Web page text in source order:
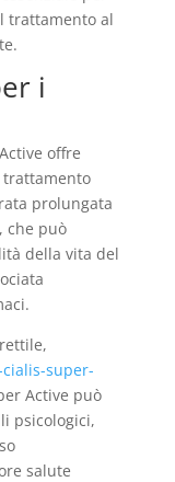
trattamento al
i
offre
prolungata
che può
della vita del
super-
Active può
psicologici,
salute